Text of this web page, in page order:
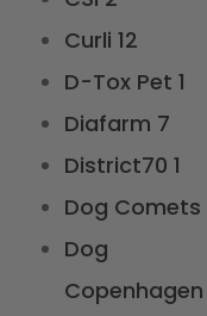
Curli 12
D-Tox Pet 1
Diafarm 7
District70 1
Dog Comets
Dog
Copenhagen